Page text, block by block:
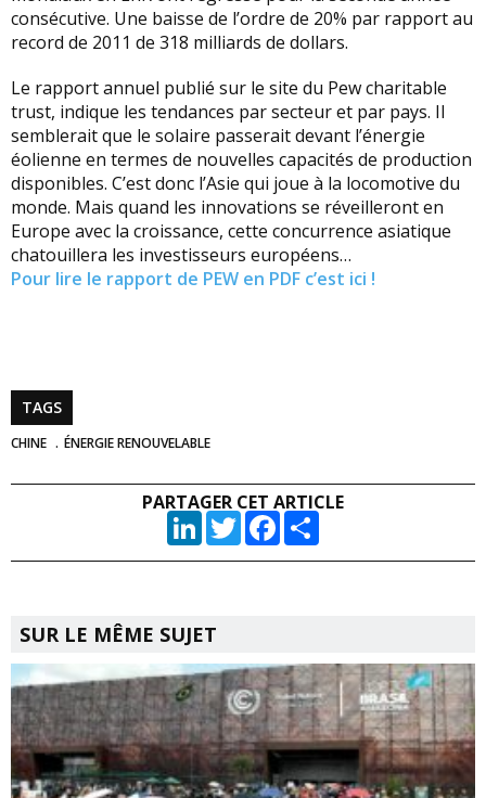
consécutive. Une baisse de l’ordre de 20% par rapport au
record de 2011 de 318 milliards de dollars.
Le rapport annuel publié sur le site du Pew charitable
trust, indique les tendances par secteur et par pays. Il
semblerait que le solaire passerait devant l’énergie
éolienne en termes de nouvelles capacités de production
disponibles. C’est donc l’Asie qui joue à la locomotive du
monde. Mais quand les innovations se réveilleront en
Europe avec la croissance, cette concurrence asiatique
chatouillera les investisseurs européens…
Pour lire le rapport de PEW en PDF c’est ici !
TAGS
CHINE ÉNERGIE RENOUVELABLE
PARTAGER CET ARTICLE
LinkedInTwitterFacebook
SUR LE MÊME SUJET